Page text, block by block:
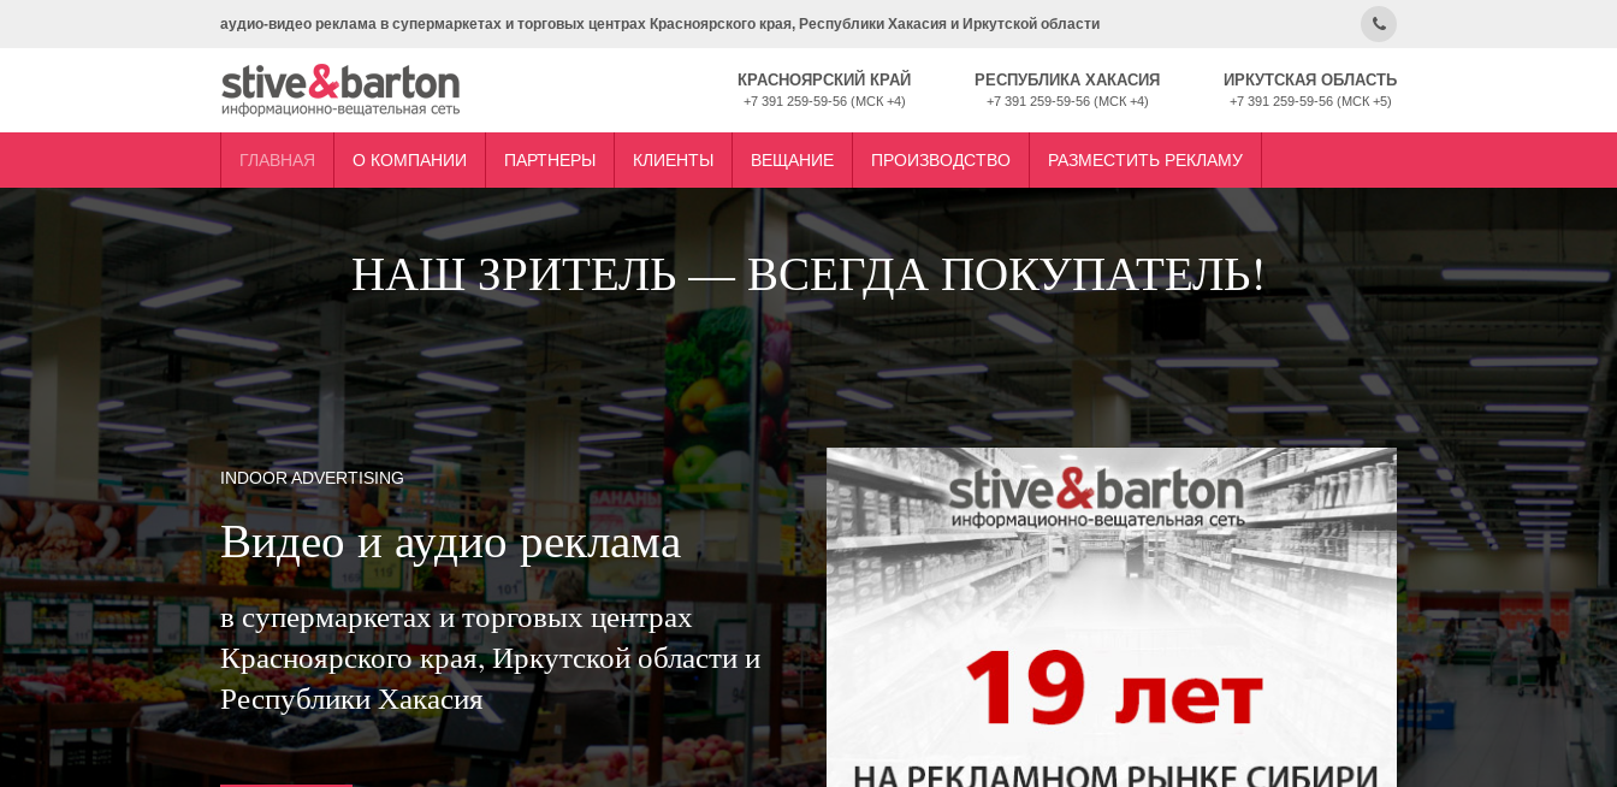
аудио-видео реклама в супермаркетах и торговых центрах Красноярского края, Республики Хакасия и Иркутской области
КРАСНОЯРСКИЙ КРАЙ
+7 391 259-59-56 (МСК +4)
РЕСПУБЛИКА ХАКАСИЯ
+7 391 259-59-56 (МСК +4)
ИРКУТСКАЯ ОБЛАСТЬ
+7 391 259-59-56 (МСК +5)
ГЛАВНАЯ О КОМПАНИИ ПАРТНЕРЫ КЛИЕНТЫ ВЕЩАНИЕ ПРОИЗВОДСТВО РАЗМЕСТИТЬ РЕКЛАМУ
НАШ ЗРИТЕЛЬ — ВСЕГДА ПОКУПАТЕЛЬ!
INDOOR ADVERTISING
Видео и аудио реклама
в супермаркетах и торговых центрах
Красноярского края, Иркутской области и
Республики Хакасия